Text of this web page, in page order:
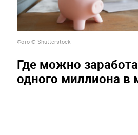
Фото © Shutterstock
Где можно
одного миллиона в